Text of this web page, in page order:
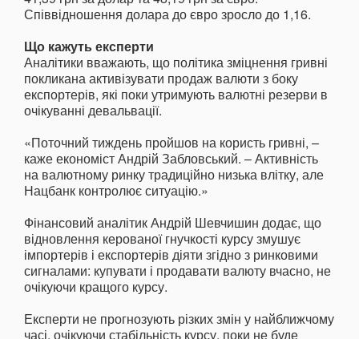
Співвідношення долара до євро зросло до 1,16.
Що кажуть експерти
Аналітики вважають, що політика зміцнення гривні
покликана активізувати продаж валюти з боку
експортерів, які поки утримують валютні резерви в
очікуванні девальвації.
«Поточний тиждень пройшов на користь гривні, –
каже економіст Андрій Забловський. – Активність
на валютному ринку традиційно низька влітку, але
Нацбанк контролює ситуацію.»
Фінансовий аналітик Андрій Шевчишин додає, що
відновлення керованої гнучкості курсу змушує
імпортерів і експортерів діяти згідно з ринковими
сигналами: купувати і продавати валюту вчасно, не
очікуючи кращого курсу.
Експерти не прогнозують різких змін у найближчому
часі, очікуючи стабільність курсу, поки не буде